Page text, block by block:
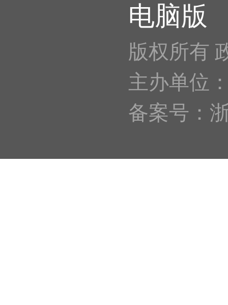
电脑版
版权所有
主办单位
备案号：